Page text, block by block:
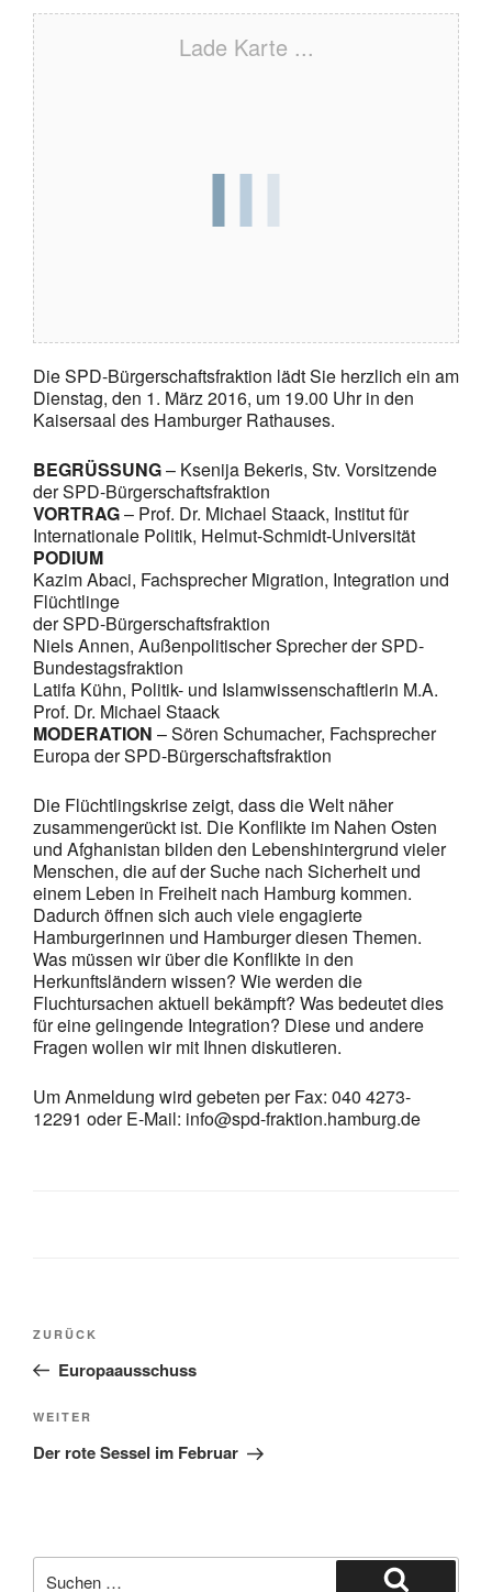
Lade Karte ...
Die SPD-Bürgerschaftsfraktion lädt Sie herzlich ein am
Dienstag, den 1. März 2016, um 19.00 Uhr in den
Kaisersaal des Hamburger Rathauses.
BEGRÜSSUNG– Ksenija Bekeris, Stv. Vorsitzende
der SPD-Bürgerschaftsfraktion
VORTRAG– Prof. Dr. Michael Staack, Institut für
Internationale Politik, Helmut-Schmidt-Universität
PODIUM
Kazim Abaci, Fachsprecher Migration, Integration und
Flüchtlinge
der SPD-Bürgerschaftsfraktion
Niels Annen, Außenpolitischer Sprecher der SPD-
Bundestagsfraktion
Latifa Kühn, Politik- und Islamwissenschaftlerin M.A.
Prof. Dr. Michael Staack
MODERATION – Sören Schumacher, Fachsprecher
Europa der SPD-Bürgerschaftsfraktion
Die Flüchtlingskrise zeigt, dass die Welt näher
zusammengerückt ist. Die Konflikte im Nahen Osten
und Afghanistan bilden den Lebenshintergrund vieler
Menschen, die auf der Suche nach Sicherheit und
einem Leben in Freiheit nach Hamburg kommen.
Dadurch öffnen sich auch viele engagierte
Hamburgerinnen und Hamburger diesen Themen.
Was müssen wir über die Konflikte in den
Herkunftsländern wissen? Wie werden die
Fluchtursachen aktuell bekämpft? Was bedeutet dies
für eine gelingende Integration? Diese und andere
Fragen wollen wir mit Ihnen diskutieren.
Um Anmeldung wird gebeten per Fax: 040 4273-
12291 oder E-Mail: info@spd-fraktion.hamburg.de
Beitragsnavigation
Vorheriger
Beitrag
ZURÜCK
Europaausschuss
Nächster
Beitrag
WEITER
Der rote Sessel im Februar